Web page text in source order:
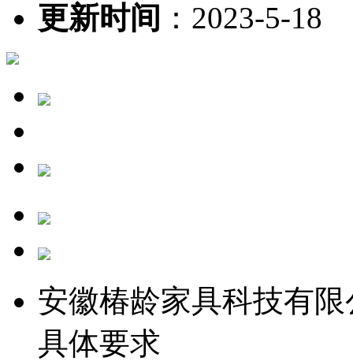
更新时间 ： 2023-5-18
安徽椿龄家具科技有
具体要求